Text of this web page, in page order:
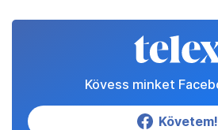
Kövess minket
Követem!